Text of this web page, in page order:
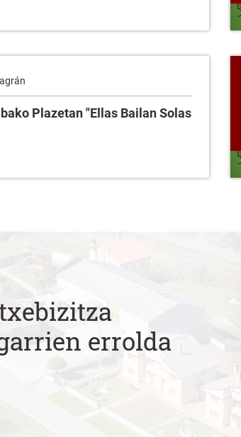
Plazetan "Ellas Bailan Solas
errolda